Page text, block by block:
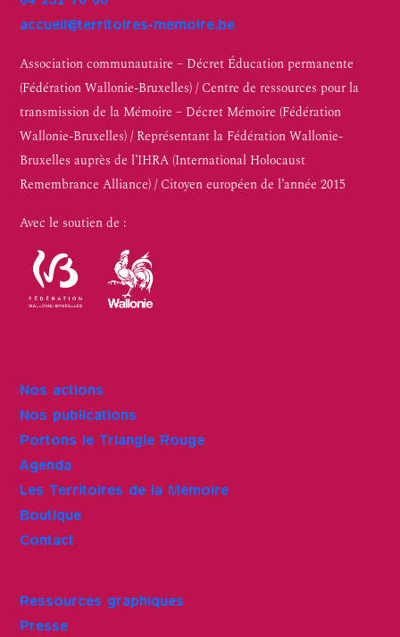
accueil@territoires-memoire.be
Association communautaire – Décret Éducation permanente
(Fédération Wallonie-Bruxelles) / Centre de ressources pour la
transmission de la Mémoire – Décret Mémoire (Fédération
Wallonie-Bruxelles) / Représentant la Fédération Wallonie-
Bruxelles auprès de l’IHRA (International Holocaust
Remembrance Alliance) / Citoyen européen de l’année 2015
Avec le soutien de :
Nos actions
Nos publications
Portons le Triangle Rouge
Agenda
Les Territoires de la Mémoire
Boutique
Contact
Ressources graphiques
Presse